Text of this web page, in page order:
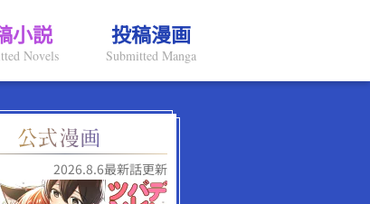
小説
Novels
投稿漫画
Submitted Manga
2026.8.6最新話更新